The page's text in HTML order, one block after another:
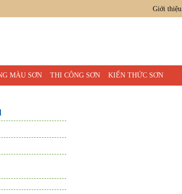
Giới thiệu
MÀU SƠN THI CÔNG SƠN KIẾN THỨC SƠN